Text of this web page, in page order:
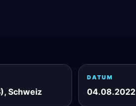
Schweiz
DATUM
04.08.2022